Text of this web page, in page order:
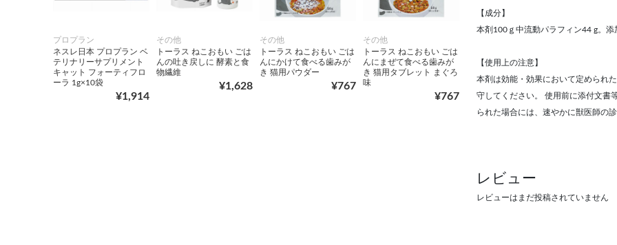
プロプラン
ネスレ日本 プロプラン ベ
テリナリーサプリメント
キャット フォーティフロ
ーラ 1g×10袋
¥1,914
その他
トーラス ねこおもい ごは
んの吐き戻しに 酵素と食
物繊維
¥1,628
その他
トーラス ねこおもい ごは
んにかけて食べる歯みが
き 猫用パウダー
¥767
その他
トーラス ねこおもい ごは
んにまぜて食べる歯みが
き 猫用タブレット まぐろ
味
¥767
【成分】
本剤100ｇ中流動パラフィン44 g。
【使用上の注意】
本剤は効能・効果において定められ
守してください。 使用前に添付文書
られた場合には、速やかに獣医師の
レビュー
レビューはまだ投稿されていません